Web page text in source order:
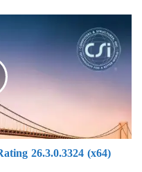
Bridge
Advanced
with
Rating
26.3.0.3324
(x64)
26.3.0.3324 (x64)